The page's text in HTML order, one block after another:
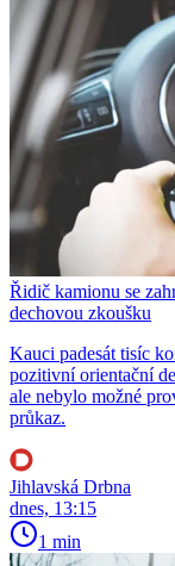
Řidič kamionu se
dechovou zkoušku
Kauci padesát tisíc
pozitivní orientační
ale nebylo možné
průkaz.
Jihlavská Drbna
dnes, 13:15
1 min